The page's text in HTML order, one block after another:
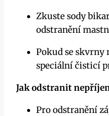
Zkuste sody
odstranění
Pokud se skvrny
speciální čisticí
Jak odstranit
Pro odstranění